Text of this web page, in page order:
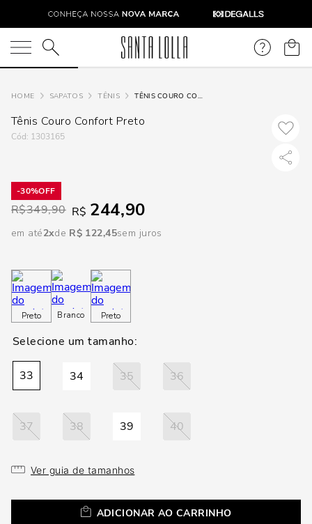
O que você está procurando?
SAPATOS TÊNIS TÊNIS COURO CONFORT PRETO
Tênis Couro Confort Preto
: 1303165
30%
R$349,90 R$ 244,90
em até2 R$ 122,45sem juros
Preto Branco Preto
33 34 35 36
37 38 39 40
Ver guia de tamanhos
ADICIONAR AO CARRINHO